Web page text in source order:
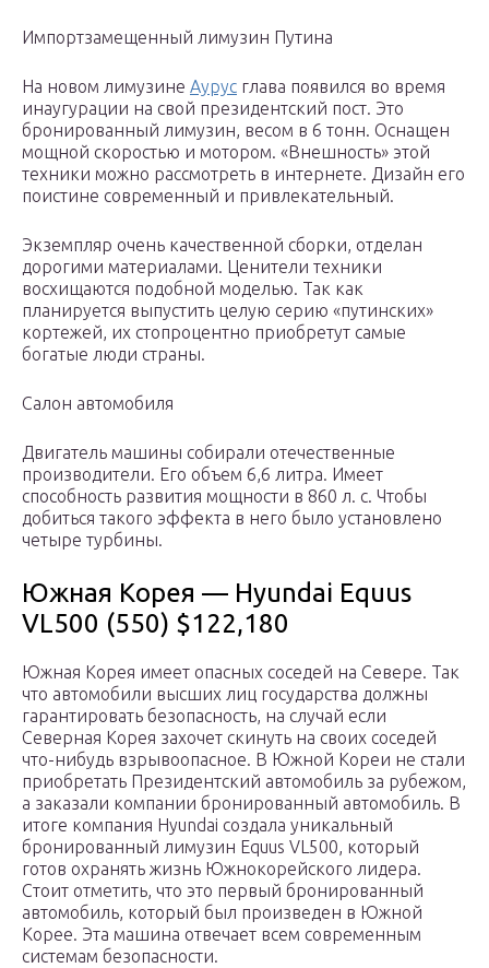
Импортзамещенный лимузин Путина
На новом лимузине Аурус глава появился во время
инаугурации на свой президентский пост. Это
бронированный лимузин, весом в 6 тонн. Оснащен
мощной скоростью и мотором. «Внешность» этой
техники можно рассмотреть в интернете. Дизайн его
поистине современный и привлекательный.
Экземпляр очень качественной сборки, отделан
дорогими материалами. Ценители техники
восхищаются подобной моделью. Так как
планируется выпустить целую серию «путинских»
кортежей, их стопроцентно приобретут самые
богатые люди страны.
Салон автомобиля
Двигатель машины собирали отечественные
производители. Его объем 6,6 литра. Имеет
способность развития мощности в 860 л. с. Чтобы
добиться такого эффекта в него было установлено
четыре турбины.
Южная Корея — Hyundai Equus
VL500 (550) $122,180
Южная Корея имеет опасных соседей на Севере. Так
что автомобили высших лиц государства должны
гарантировать безопасность, на случай если
Северная Корея захочет скинуть на своих соседей
что-нибудь взрывоопасное. В Южной Кореи не стали
приобретать Президентский автомобиль за рубежом,
а заказали компании бронированный автомобиль. В
итоге компания Hyundai создала уникальный
бронированный лимузин Equus VL500, который
готов охранять жизнь Южнокорейского лидера.
Стоит отметить, что это первый бронированный
автомобиль, который был произведен в Южной
Корее. Эта машина отвечает всем современным
системам безопасности.